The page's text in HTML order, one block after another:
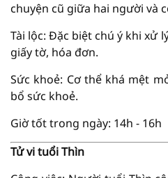
chuyện cũ giữa hai người và
Tài lộc: Đặc biệt chú ý khi xử
giấy tờ, hóa đơn.
Sức khoẻ: Cơ thể khá mệt
bổ sức khoẻ.
Giờ tốt trong ngày: 14h - 16h
Tử vi tuổi Thìn